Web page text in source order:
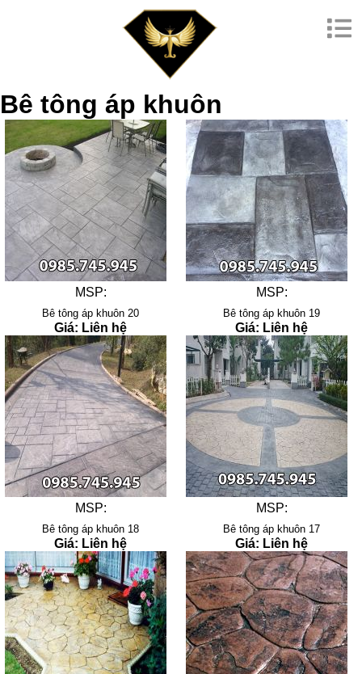
Bê tông áp khuôn
MSP:
Bê tông áp khuôn 20
Giá: Liên hệ
MSP:
Bê tông áp khuôn 19
Giá: Liên hệ
MSP:
Bê tông áp khuôn 18
Giá: Liên hệ
MSP:
Bê tông áp khuôn 17
Giá: Liên hệ